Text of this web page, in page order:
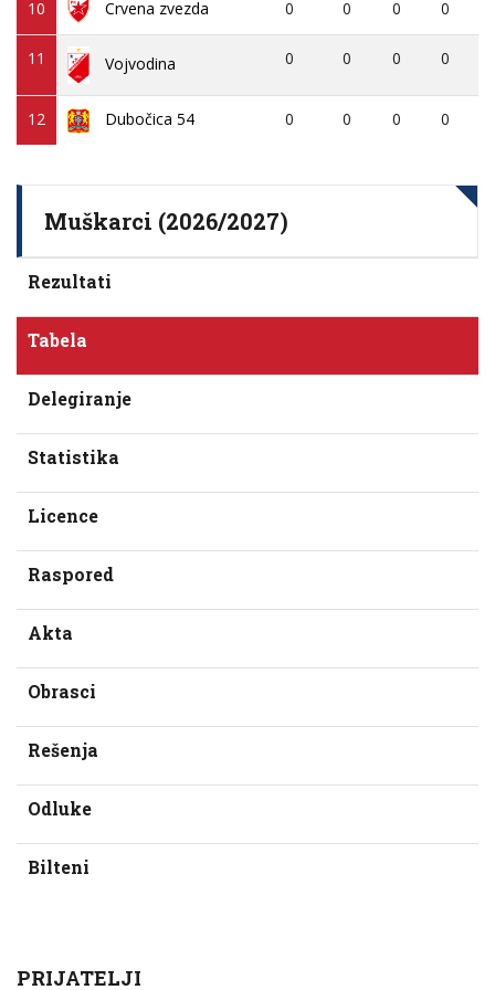
10 Crvena zvezda 0 0 0 0
11 Vojvodina 0 0 0 0
12 Dubočica 54 0 0 0 0
10 Crvena zvezda
11 Vojvodina
12 Dubočica 54
Muškarci (2026/2027)
Rezultati
Tabela
Delegiranje
Statistika
Licence
Raspored
Akta
Obrasci
Rešenja
Odluke
Bilteni
PRIJATELJI